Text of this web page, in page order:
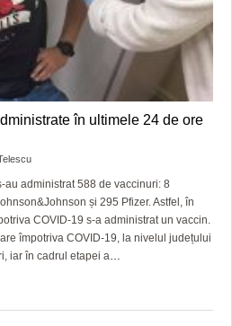
în ultimele 24 de ore
au administrat 588 de vaccinuri: 8
și 295 Pfizer. Astfel, în
COVID-19 s-a administrat un vaccin.
împotriva COVID-19, la nivelul județului
iar în cadrul etapei a